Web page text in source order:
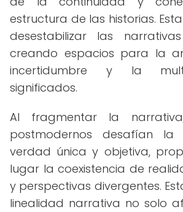
estructura de las historias.
desestabilizar las
creando espacios para la
incertidumbre y la
significados.
Al fragmentar la
postmodernos desafían
verdad única y objetiva,
lugar la coexistencia de
y perspectivas divergentes.
linealidad narrativa no solo